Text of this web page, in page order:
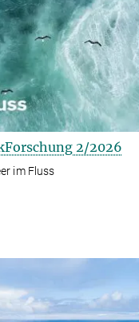
2/2026
im Fluss